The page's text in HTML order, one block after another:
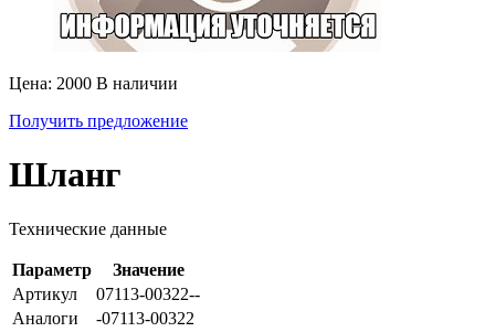
Цена: 2000 В наличии
Получить предложение
Шланг
Технические данные
Параметр
Значение
Артикул
07113-00322--
Аналоги
-07113-00322